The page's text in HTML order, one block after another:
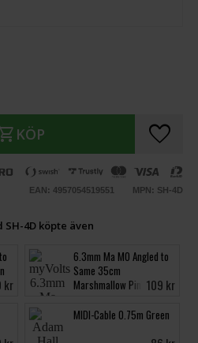
KÖP favorite
EAN: 4957054519551 MPN: SH-4D
4D köpte även
kr
6.3mm Ma MO Angled to
Same 35cm
Marshmallow Pink 109 kr
MIDI-Cable 0.75m Green